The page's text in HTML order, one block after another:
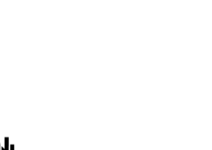
que as chapas estão em